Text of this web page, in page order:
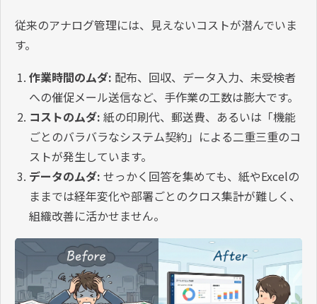
従来のアナログ管理には、見えないコストが潜んでいま
す。
作業時間のムダ: 配布、回収、データ入力、未受検者
への催促メール送信など、手作業の工数は膨大です。
コストのムダ: 紙の印刷代、郵送費、あるいは「機能
ごとのバラバラなシステム契約」による二重三重のコ
ストが発生しています。
データのムダ: せっかく回答を集めても、紙やExcelの
ままでは経年変化や部署ごとのクロス集計が難しく、
組織改善に活かせません。